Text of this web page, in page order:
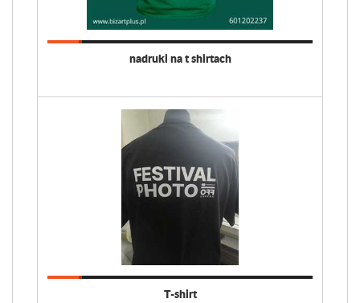
nadruki na t shirtach
T-shirt